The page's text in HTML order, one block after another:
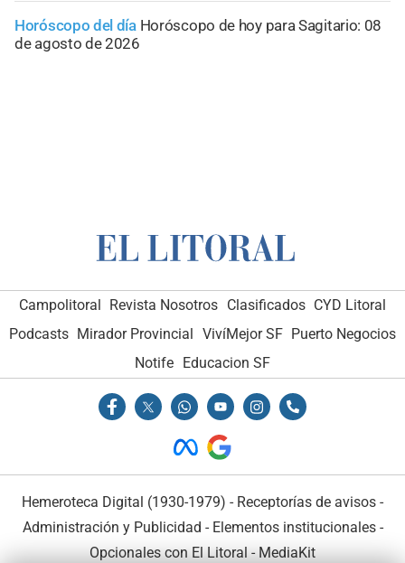
Horóscopo del día Horóscopo de hoy para Sagitario: 08
de agosto de 2026
Campolitoral Revista Nosotros Clasificados CYD Litoral
Podcasts Mirador Provincial VivíMejor SF Puerto Negocios
Notife Educacion SF
Hemeroteca Digital (1930-1979) - Receptorías de avisos -
Administración y Publicidad - Elementos institucionales-
Opcionales con El Litoral - MediaKit